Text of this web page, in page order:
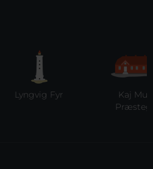
Lyngvig Fyr
Kaj Munks
Præstegård